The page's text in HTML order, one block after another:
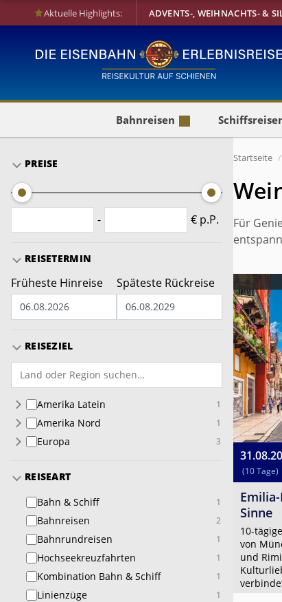
Aktuelle Highlights: ADVENTS-, WEIHNACHTS- &
Bahnreisen
PREISE
- € p.P.
REISETERMIN
Früheste Hinreise Späteste Rückreise
REISEZIEL
Amerika Latein 1
Amerika Nord 1
Europa 3
REISEART
Bahn & Schiff
1
Bahnreisen 2
Bahnrundreisen 1
Hochseekreuzfahrten 1
Kombination Bahn & Schiff 1
Linienzüge 1
Startseite
Für
(10 Tage)
Sinne
10-
von
und